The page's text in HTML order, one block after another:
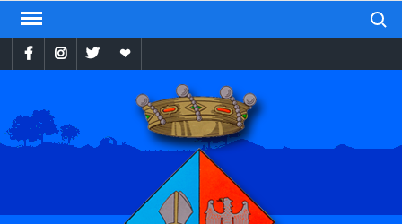
Skip
contentFacebookInstragram
TwitterEbando